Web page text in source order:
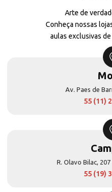
Arte de
Conheça nossas
aulas exclusivas
Av. Paes de
55 (11)
R. Olavo Bilac,
55 (19)